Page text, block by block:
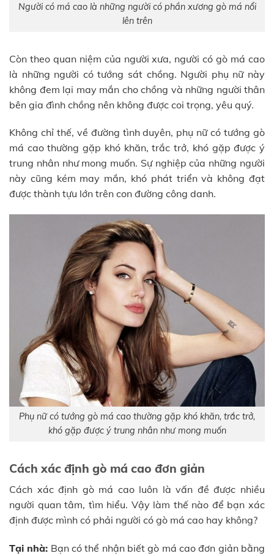
Người có má cao là những người có phần xương gò má nổi
lên trên
Còn theo quan niệm của người xưa, người có gò má cao
là những người có tướng sát chồng. Người phụ nữ này
không đem lại may mắn cho chồng và những người thân
bên gia đình chồng nên không được coi trọng, yêu quý.
Không chỉ thế, về đường tình duyên, phụ nữ có tướng gò
má cao thường gặp khó khăn, trắc trở, khó gặp được ý
trung nhân như mong muốn. Sự nghiệp của những người
này cũng kém may mắn, khó phát triển và không đạt
được thành tựu lớn trên con đường công danh.
Phụ nữ có tướng gò má cao thường gặp khó khăn, trắc trở,
khó gặp được ý trung nhân như mong muốn
Cách xác định gò má cao đơn giản
Cách xác định gò má cao luôn là vấn đề được nhiều
người quan tâm, tìm hiểu. Vậy làm thế nào để bạn xác
định được mình có phải người có gò má cao hay không?
Tại nhà: Bạn có thể nhận biết gò má cao đơn giản bằng